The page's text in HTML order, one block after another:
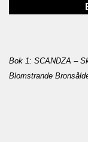
Bok 1: SCANDZA –
Blomstrande